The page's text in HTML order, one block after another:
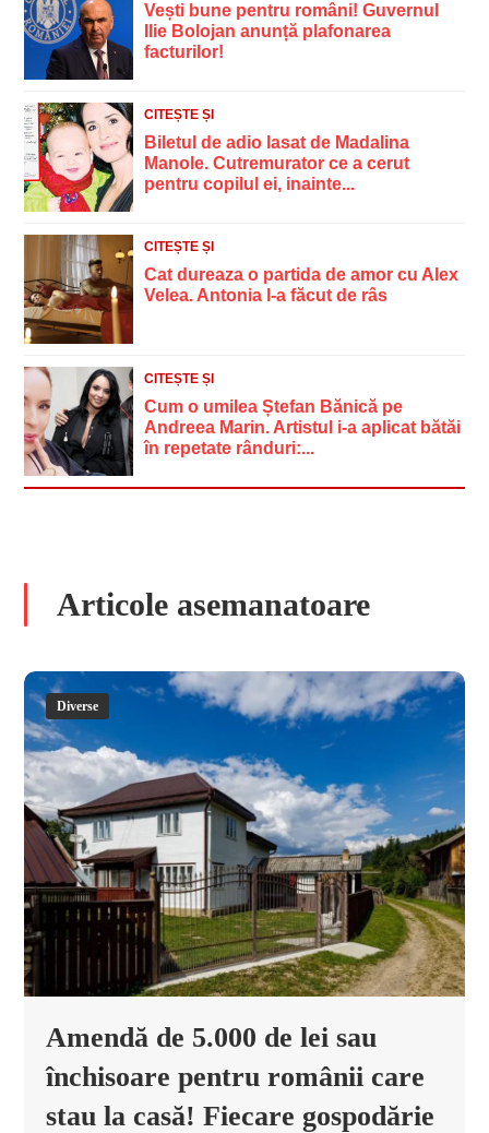
Vești bune pentru români! Guvernul
Ilie Bolojan anunță plafonarea
facturilor!
CITEȘTE ȘI
Biletul de adio lasat de Madalina
Manole. Cutremurator ce a cerut
pentru copilul ei, inainte...
CITEȘTE ȘI
Cat dureaza o partida de amor cu Alex
Velea. Antonia l-a făcut de râs
CITEȘTE ȘI
Cum o umilea Ștefan Bănică pe
Andreea Marin. Artistul i-a aplicat bătăi
în repetate rânduri:...
Articole asemanatoare
Diverse
Amendă de 5.000 de lei sau
închisoare pentru românii care
stau la casă! Fiecare gospodărie